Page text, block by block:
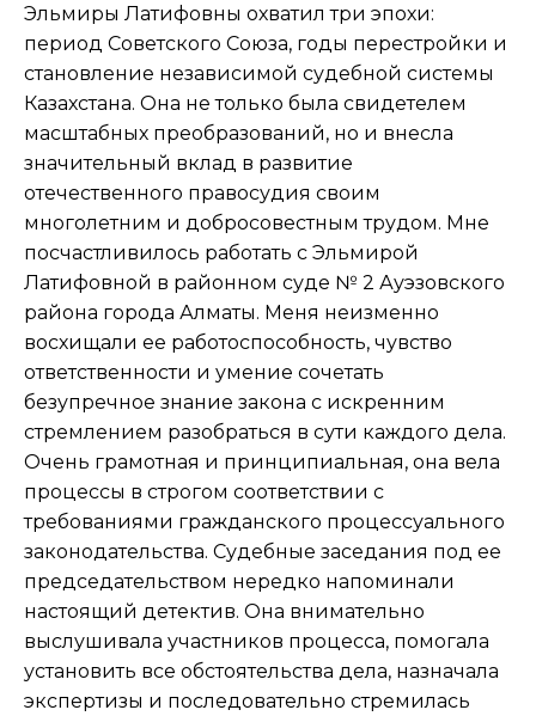
Эльмиры Латифовны охватил три эпохи:
период Советского Союза, годы перестройки и
становление независимой судебной системы
Казахстана. Она не только была свидетелем
масштабных преобразований, но и внесла
значительный вклад в развитие
отечественного правосудия своим
многолетним и добросовестным трудом. Мне
посчастливилось работать с Эльмирой
Латифовной в районном суде № 2 Ауэзовского
района города Алматы. Меня неизменно
восхищали ее работоспособность, чувство
ответственности и умение сочетать
безупречное знание закона с искренним
стремлением разобраться в сути каждого дела.
Очень грамотная и принципиальная, она вела
процессы в строгом соответствии с
требованиями гражданского процессуального
законодательства. Судебные заседания под ее
председательством нередко напоминали
настоящий детектив. Она внимательно
выслушивала участников процесса, помогала
установить все обстоятельства дела, назначала
экспертизы и последовательно стремилась